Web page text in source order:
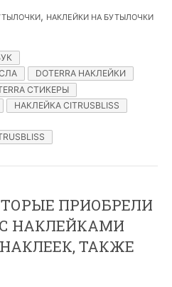
, НАКЛЕЙКИ НА БУТЫЛОЧКИ
DOTERRA НАКЛЕЙКИ
СТИКЕРЫ
НАКЛЕЙКА CITRUSBLISS
ПРИОБРЕЛИ
НАКЛЕЙКАМИ
НАКЛЕЕК, ТАКЖЕ